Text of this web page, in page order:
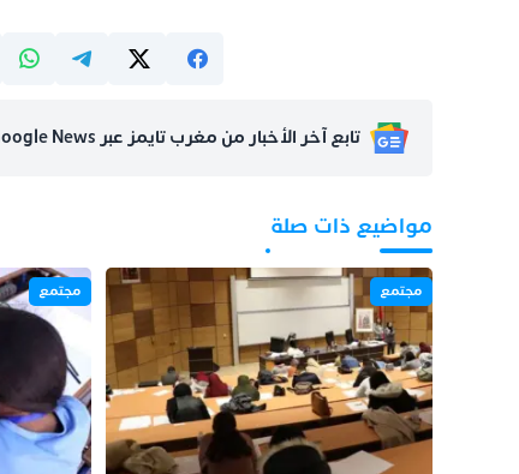
تابع آخر الأخبار من مغرب تايمز عبر Google News
مواضيع ذات صلة
مجتمع مجتمع